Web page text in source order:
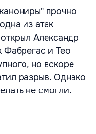
прочно
из атак
Александр
Фабрегас и Тео
но вскоре
разрыв. Однако
не смогли.